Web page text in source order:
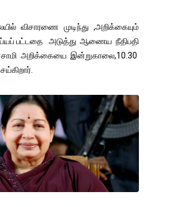
விசாரணை முடிந்து ,அறிக்கையும்
பட்டதை அடுத்து ஆணைய நீதிபதி
அறிக்கையை இன்றுகாலை,10.30